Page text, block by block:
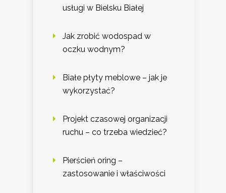
usługi w Bielsku Białej
Jak zrobić wodospad w
oczku wodnym?
Białe płyty meblowe – jak je
wykorzystać?
Projekt czasowej organizacji
ruchu – co trzeba wiedzieć?
Pierścień oring –
zastosowanie i właściwości